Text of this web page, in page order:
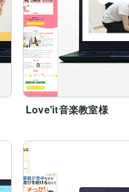
Love'it音楽教室様